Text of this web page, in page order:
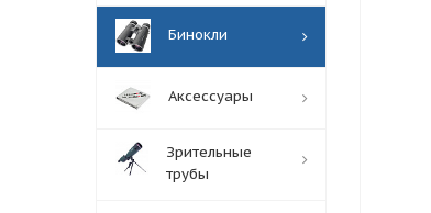
Бинокли
Аксессуары
Зрительные
трубы